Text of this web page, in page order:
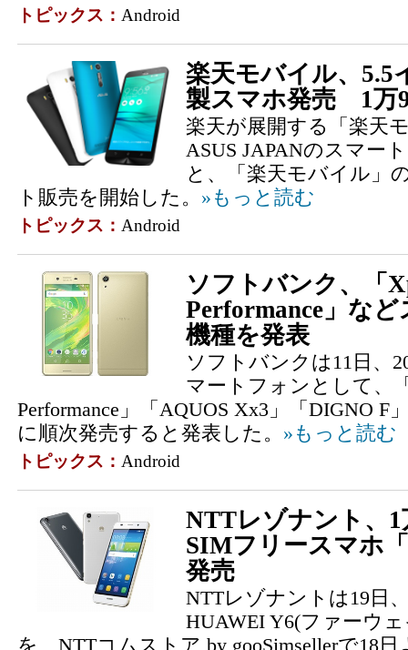
トピックス： Android
楽天モバイル、5.5
製スマホ発売 1万
楽天が展開する「楽天
ASUS JAPANのスマー
と、「楽天モバイル」
ト販売を開始した。 »もっと読む
トピックス： Android
ソフトバンク、「
Performance」な
機種を発表
ソフトバンクは11日、
マートフォンとして、
Performance」「AQUOS Xx3」「DIGNO F
に順次発売すると発表した。 »もっと読む
トピックス： Android
NTTレゾナント、1
SIMフリースマホ
発売
NTTレゾナントは19日
HUAWEI Y6(ファーウ
を、NTTコムストア by gooSimsellerで18